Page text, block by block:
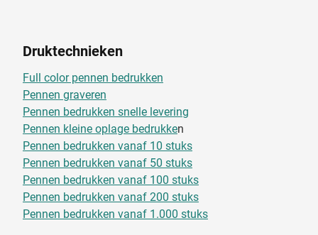
Druktechnieken
Full color pennen bedrukken
Pennen graveren
Pennen bedrukken snelle levering
Pennen kleine oplage bedrukken
Pennen bedrukken vanaf 10 stuks
Pennen bedrukken vanaf 50 stuks
Pennen bedrukken vanaf 100 stuks
Pennen bedrukken vanaf 200 stuks
Pennen bedrukken vanaf 1.000 stuks